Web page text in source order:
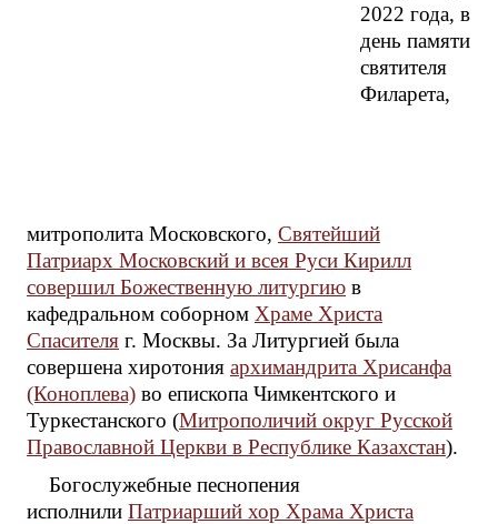
2022 года, в
день памяти
святителя
Филарета,
митрополита Московского, Святейший
Патриарх Московский и всея Руси Кирилл
совершил Божественную литургию в
кафедральном соборном Храме Христа
Спасителя г. Москвы. За Литургией была
совершена хиротония архимандрита Хрисанфа
(Коноплева) во епископа Чимкентского и
Туркестанского (Митрополичий округ Русской
Православной Церкви в Республике Казахстан).
Богослужебные песнопения
исполнили Патриарший хор Храма Христа